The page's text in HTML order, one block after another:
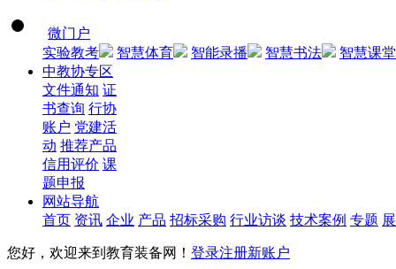
微门户
实验教考
智慧体育 智能录播 智慧书法
智慧课堂
中教协专区
文件通知 证
书查询 行协
账户 党建活
动 推荐产品
信用评价 课
题申报
网站导航
首页 资讯 企业 产品 招标采购 行业访谈 技术案例 专题
您好，欢迎来到教育装备网！ 登录注册新账户